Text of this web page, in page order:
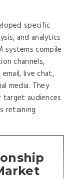
specific
and analytics
systems compile
channels,
live chat,
media. They
audiences
retaining